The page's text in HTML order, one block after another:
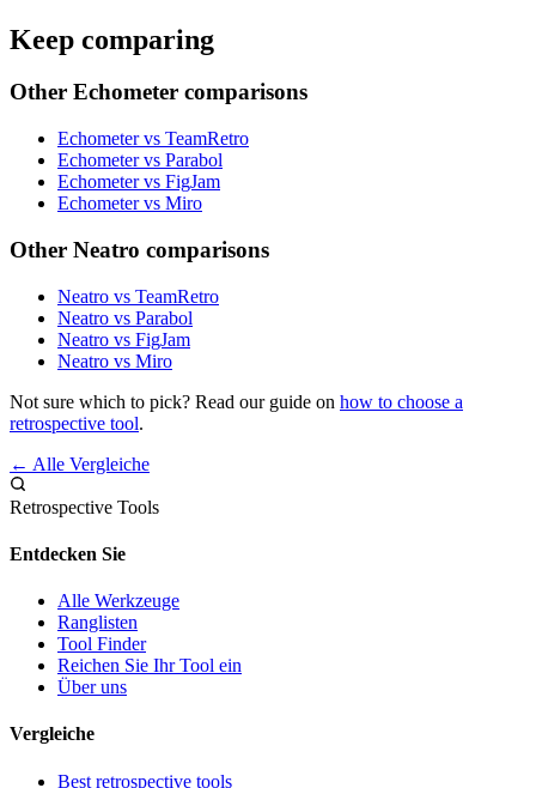
Keep comparing
Other Echometer comparisons
Echometer vs TeamRetro
Echometer vs Parabol
Echometer vs FigJam
Echometer vs Miro
Other Neatro comparisons
Neatro vs TeamRetro
Neatro vs Parabol
Neatro vs FigJam
Neatro vs Miro
Not sure which to pick? Read our guide on how to choose a
retrospective tool.
← Alle Vergleiche
Retrospective Tools
Entdecken Sie
Alle Werkzeuge
Ranglisten
Tool Finder
Reichen Sie Ihr Tool ein
Über uns
Vergleiche
Best retrospective tools